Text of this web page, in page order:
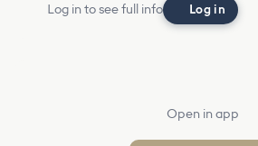
Log in to see full info Log in
Open in app